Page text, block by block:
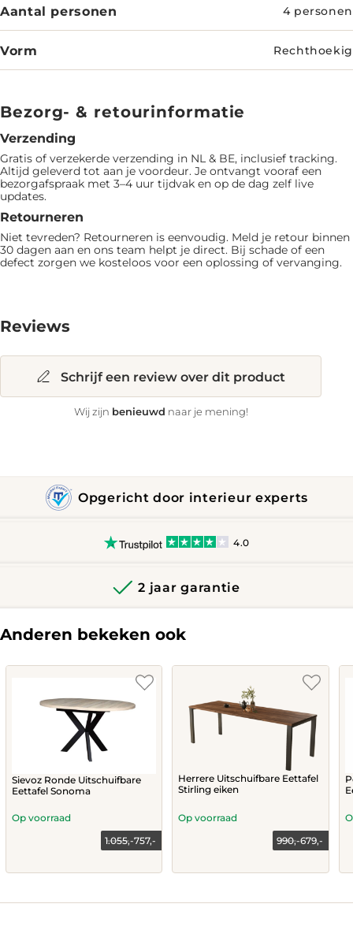
Aantal personen 4 personen
Vorm Rechthoekig
Bezorg- & retourinformatie
Verzending
Gratis of verzekerde verzending in NL & BE, inclusief tracking.
Altijd geleverd tot aan je voordeur. Je ontvangt vooraf een
bezorgafspraak met 3–4 uur tijdvak en op de dag zelf live
updates.
Retourneren
Niet tevreden? Retourneren is eenvoudig. Meld je retour binnen
30 dagen aan en ons team helpt je direct. Bij schade of een
defect zorgen we kosteloos voor een oplossing of vervanging.
Reviews
Schrijf een review over dit product
Wij zijn benieuwd naar je mening!
Opgericht door interieur experts
4.0
2 jaar garantie
Anderen bekeken ook
Sievoz Ronde Uitschuifbare
Eettafel Sonoma
757,-
Current
1.055,-
Original
Op voorraad
Herrere Uitschuifbare Eettafel
Stirling eiken
990,-679,-
Op voorraad
This